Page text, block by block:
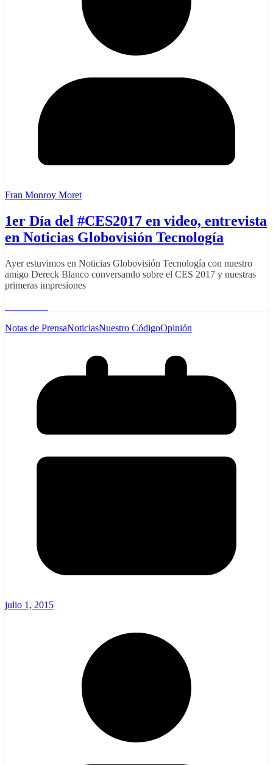
Fran Monroy Moret
1er Día del #CES2017 en video, entrevista
en Noticias Globovisión Tecnología
Ayer estuvimos en Noticias Globovisión Tecnología con nuestro
amigo Dereck Blanco conversando sobre el CES 2017 y nuestras
primeras impresiones
Notas de PrensaNoticiasNuestro CódigoOpinión
julio 1, 2015